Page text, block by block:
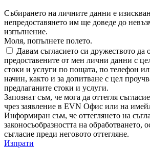
Събирането на личните данни е
непредоставянето им ще доведе до
изпълнение.
Моля, попълнете полето.
Давам съгласието си дружеството да
предоставените от мен лични данни с
стоки и услуги по пощата, по телефон
начин, както и за допитване с цел
предлаганите стоки и услуги.
Запознат съм, че мога да оттегля
чрез заявление в EVN Офис или на
Информиран съм, че оттеглянето на
законосъобразността на обработването,
съгласие преди неговото оттегляне.
Изпрати